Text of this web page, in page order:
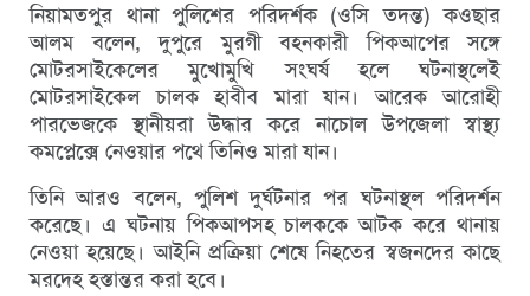
নিয়ামতপুর থানা পুলিশের পরিদর্শক (ওসি তদন্ত) কওছার
আলম বলেন, দুপুরে মুরগী বহনকারী পিকআপের সঙ্গে
মোটরসাইকেলের মুখোমুখি সংঘর্ষ হলে ঘটনাস্থলেই
মোটরসাইকেল চালক হাবীব মারা যান। আরেক আরোহী
পারভেজকে স্থানীয়রা উদ্ধার করে নাচোল উপজেলা স্বাস্থ্য
কমপ্লেক্সে নেওয়ার পথে তিনিও মারা যান।
তিনি আরও বলেন, পুলিশ দুর্ঘটনার পর ঘটনাস্থল পরিদর্শন
করেছে। এ ঘটনায় পিকআপসহ চালককে আটক করে থানায়
নেওয়া হয়েছে। আইনি প্রক্রিয়া শেষে নিহতের স্বজনদের কাছে
মরদেহ হস্তান্তর করা হবে।